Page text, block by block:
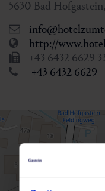
5630 Bad Hofgastein,
http://
+43 6432 6629
+43 6432 6629